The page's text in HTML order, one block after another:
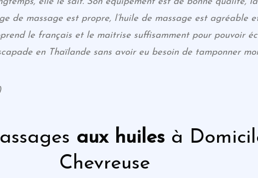
de massage est propre, l’huile de massage est agréable
le français et le maitrise suffisamment pour pouvoir
en Thaïlande sans avoir eu besoin de tamponner
aux huilesà
Chevreuse